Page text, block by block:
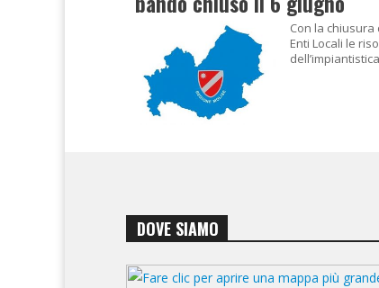
Con la
Enti Locali le
DOVE SIAMO